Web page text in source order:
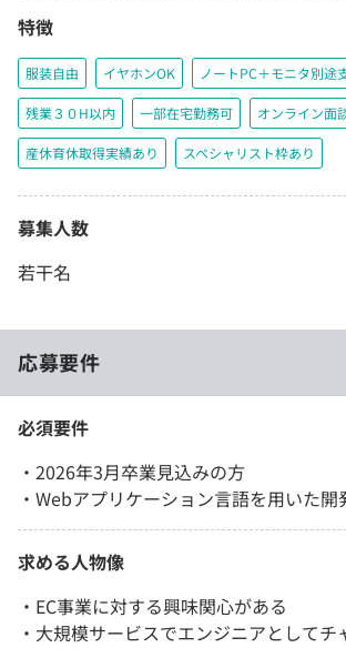
特徴
服装自由 イヤホンOK ノートPC＋モニタ別途
残業３０H以内 一部在宅勤務可 オンライン面
産休育休取得実績あり スペシャリスト枠あり
募集人数
若干名
応募要件
必須要件
・2026年3月卒業見込みの方
・Webアプリケーション言語を用いた開
求める人物像
・EC事業に対する興味関心がある
・大規模サービスでエンジニアとしてチ